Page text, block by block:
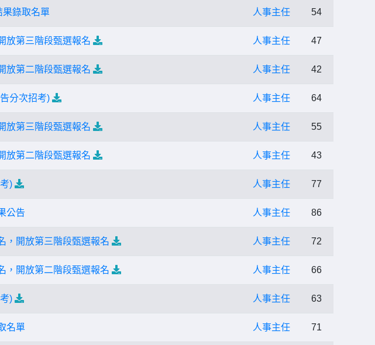
果錄取名單 人事主任 54
放第三階段甄選報名 人事主任 47
放第二階段甄選報名 人事主任 42
分次招考) 人事主任 64
放第三階段甄選報名 人事主任 55
放第二階段甄選報名 人事主任 43
) 人事主任 77
公告 人事主任 86
，開放第三階段甄選報名 人事主任 72
，開放第二階段甄選報名 人事主任 66
) 人事主任 63
名單 人事主任 71